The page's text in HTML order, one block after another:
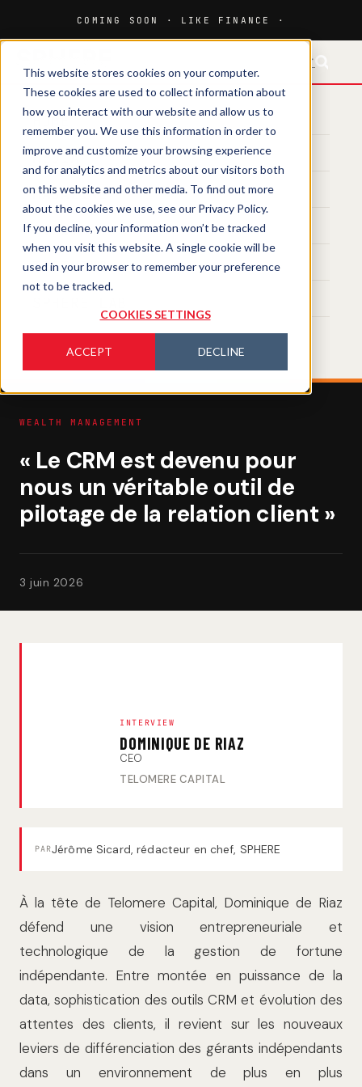
This website stores cookies on your computer.
These cookies are used to collect information about
how you interact with our website and allow us to
remember you. We use this information in order to
improve and customize your browsing experience
and for analytics and metrics about our visitors both
on this website and other media. To find out more
about the cookies we use, see our Privacy Policy.
If you decline, your information won’t be tracked
when you visit this website. A single cookie will be
used in your browser to remember your preference
not to be tracked.
COOKIES SETTINGS
ACCEPT DECLINE
HOME
MEDIA
MAGAZINE
EVENTS
TRAINING
WEALTH MANAGEMENT
« Le CRM est devenu pour
nous un véritable outil de
pilotage de la relation client »
3 juin 2026
INTERVIEW
DOMINIQUE DE RIAZ
CEO
TELOMERE CAPITAL
PARJérôme Sicard, rédacteur en chef, SPHERE
À la tête de Telomere Capital, Dominique de Riaz
défend une vision entrepreneuriale et
technologique de la gestion de fortune
indépendante. Entre montée en puissance de la
data, sophistication des outils CRM et évolution des
attentes des clients, il revient sur les nouveaux
leviers de différenciation des gérants indépendants
dans un environnement de plus en plus